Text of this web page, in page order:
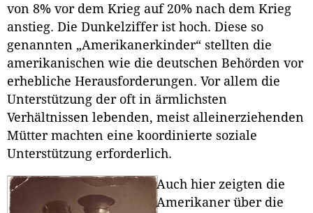
von 8% vor dem Krieg auf 20% nach dem Krieg
anstieg. Die Dunkelziffer ist hoch. Diese so
genannten „Amerikanerkinder“ stellten die
amerikanischen wie die deutschen Behörden vor
erhebliche Herausforderungen. Vor allem die
Unterstützung der oft in ärmlichsten
Verhältnissen lebenden, meist alleinerziehenden
Mütter machten eine koordinierte soziale
Unterstützung erforderlich.
Auch hier zeigten die
Amerikaner über die